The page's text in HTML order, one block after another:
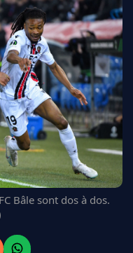
Bâle sont dos à dos.